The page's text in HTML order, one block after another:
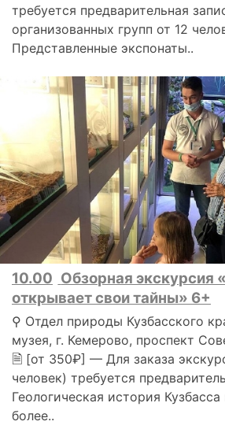
требуется предварительная
организованных групп от 12
Представленные экспонаты..
10.00 Обзорная экскурсия
открывает свои тайны» 6+
⚲ Отдел природы Кузбасского
музея, г. Кемерово, проспект
🗎 [от 350₽] — Для заказа
человек) требуется
Геологическая история
более..